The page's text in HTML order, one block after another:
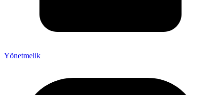
Yönetmelik